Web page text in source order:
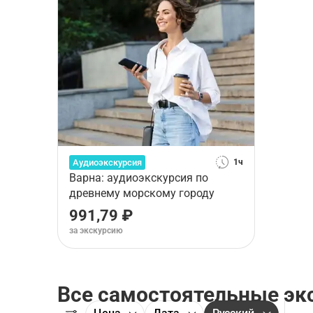
Аудиоэкскурсия 1ч
Варна: аудиоэкскурсия по
древнему морскому городу
991,79 ₽
за экскурсию
Все самостоятельные